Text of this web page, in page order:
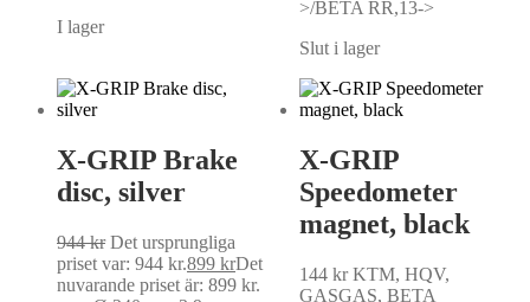
I lager
>/BETA RR,13->
Slut i lager
X-GRIP Brake
disc, silver
944kr Det ursprungliga
priset var: 944 kr.899 krDet
nuvarande priset är: 899 kr.
X-GRIP
Speedometer
magnet, black
144 kr KTM, HQV,
GASGAS, BETA